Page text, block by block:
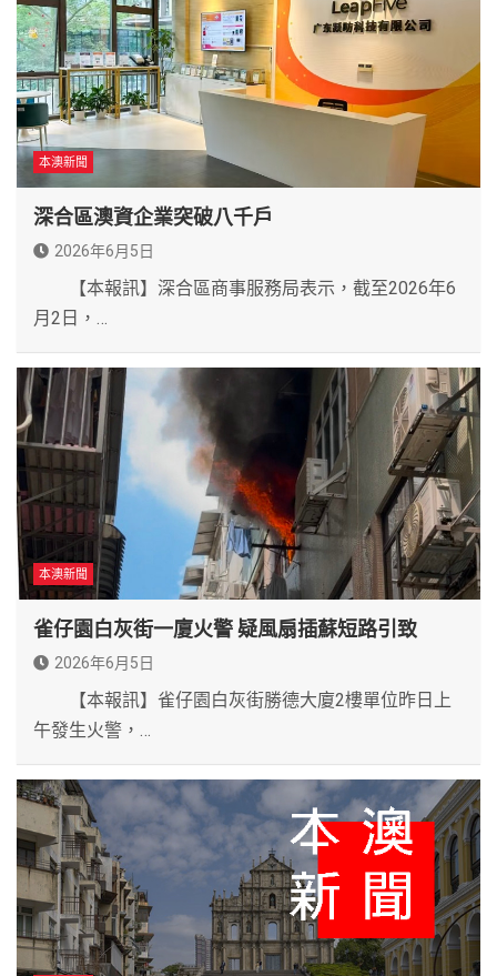
本澳新聞
深合區澳資企業突破八千戶
2026年6月5日
【本報訊】深合區商事服務局表示，截至2026年6
月2日，…
本澳新聞
雀仔園白灰街一廈火警 疑風扇插蘇短路引致
2026年6月5日
【本報訊】雀仔園白灰街勝德大廈2樓單位昨日上
午發生火警，…